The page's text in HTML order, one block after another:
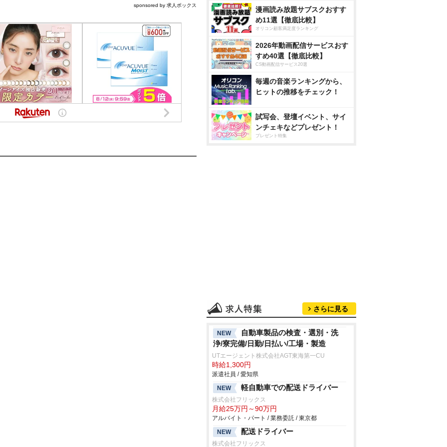
sponsored by 求人ボックス
漫画読み放題サブスクおすす
め11選【徹底比較】
オリコン顧客満足度ランキング
2026年動画配信サービスおす
すめ40選【徹底比較】
CS動画配信サービス20選
毎週の音楽ランキングから、
ヒットの推移をチェック！
試写会、登壇イベント、サイ
ンチェキなどプレゼント！
プレゼント特集
さらに見る
NEW
自動車製品の検査・選別・洗
浄/寮完備/日勤/日払い/工場・製造
UTエージェント株式会社AGT東海第一CU
時給1,300円
派遣社員 / 愛知県
NEW
軽自動車での配送ドライバー
株式会社フリックス
月給25万円～90万円
アルバイト・パート / 業務委託 / 東京都
NEW
配送ドライバー
株式会社フリックス